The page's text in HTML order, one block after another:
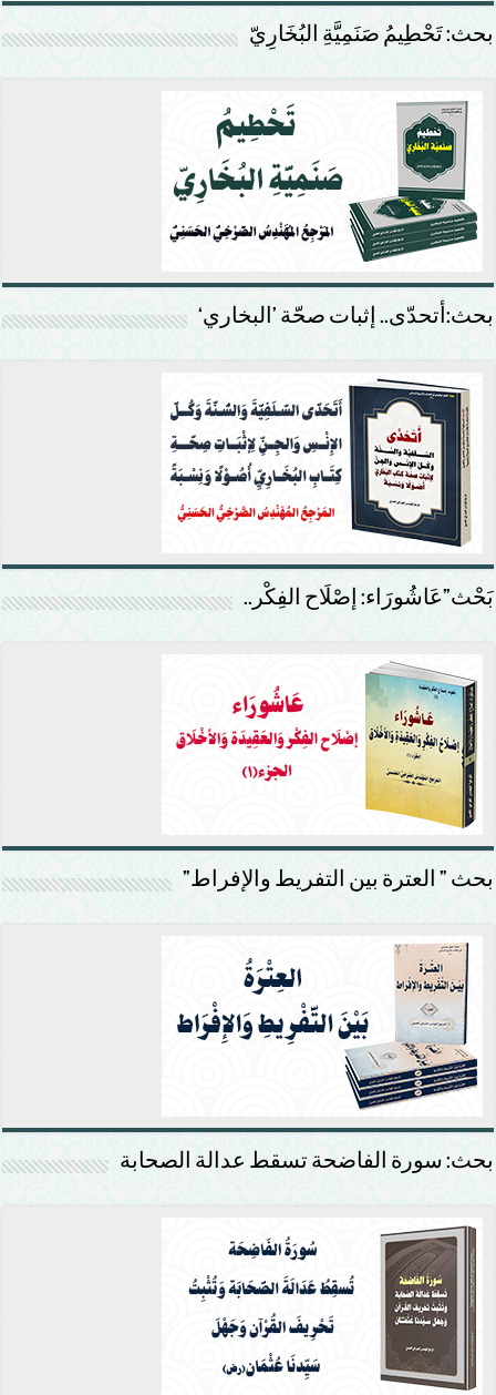
بحث: تَحْطِيمُ صَنَمِيَّةِ البُخَارِيّ
بحث:أتحدّى.. إثبات صحّة ’البخاري‘
بَحْث”عَاشُورَاء: إصْلَاح الفِكْر..
بحث ” العترة بين التفريط والإفراط”
بحث: سورة الفاضحة تسقط عدالة الصحابة